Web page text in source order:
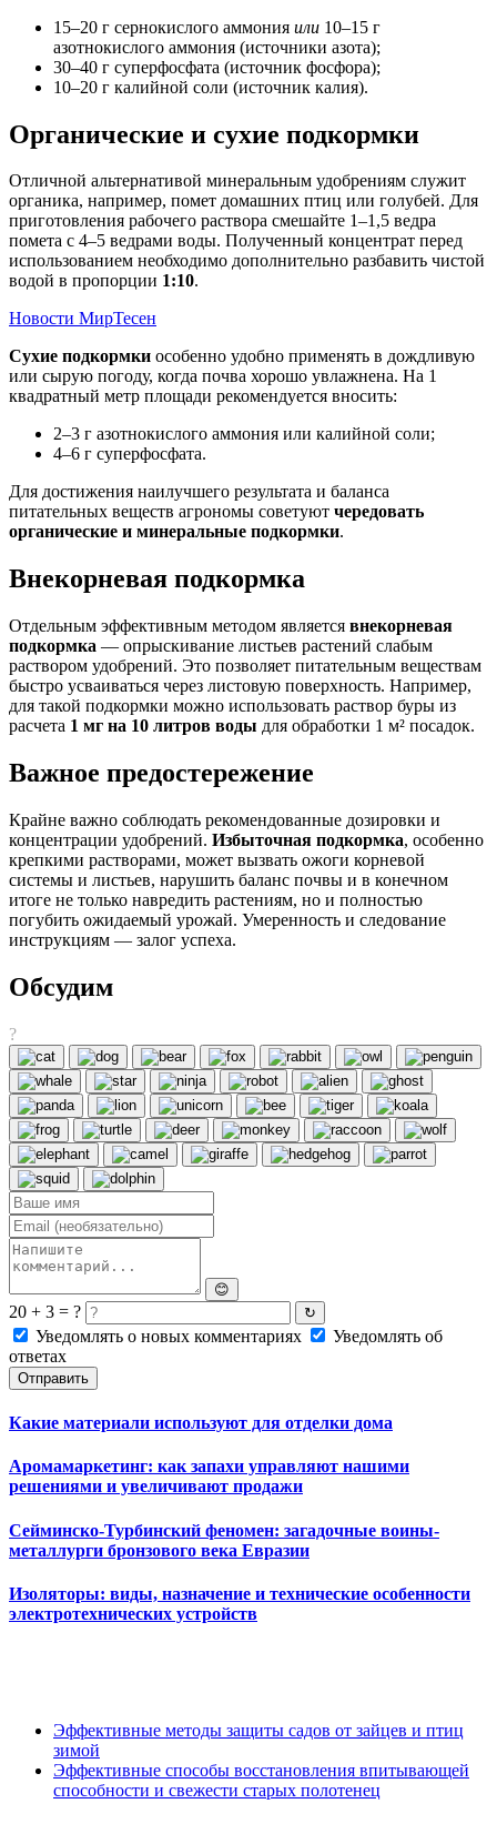
15–20 г сернокислого аммония или 10–15 г
азотнокислого аммония (источники азота);
30–40 г суперфосфата (источник фосфора);
10–20 г калийной соли (источник калия).
Органические и сухие подкормки
Отличной альтернативой минеральным удобрениям служит
органика, например, помет домашних птиц или голубей. Для
приготовления рабочего раствора смешайте 1–1,5 ведра
помета с 4–5 ведрами воды. Полученный концентрат перед
использованием необходимо дополнительно разбавить чистой
водой в пропорции 1:10.
Новости МирТесен
Сухие подкормки особенно удобно применять в дождливую
или сырую погоду, когда почва хорошо увлажнена. На 1
квадратный метр площади рекомендуется вносить:
2–3 г азотнокислого аммония или калийной соли;
4–6 г суперфосфата.
Для достижения наилучшего результата и баланса
питательных веществ агрономы советуют чередовать
органические и минеральные подкормки.
Внекорневая подкормка
Отдельным эффективным методом является внекорневая
подкормка — опрыскивание листьев растений слабым
раствором удобрений. Это позволяет питательным веществам
быстро усваиваться через листовую поверхность. Например,
для такой подкормки можно использовать раствор буры из
расчета 1 мг на 10 литров воды для обработки 1 м² посадок.
Важное предостережение
Крайне важно соблюдать рекомендованные дозировки и
концентрации удобрений. Избыточная подкормка, особенно
крепкими растворами, может вызвать ожоги корневой
системы и листьев, нарушить баланс почвы и в конечном
итоге не только навредить растениям, но и полностью
погубить ожидаемый урожай. Умеренность и следование
инструкциям — залог успеха.
Обсудим
?
😊
20 + 3 = ? ↻
Уведомлять о новых комментариях
Уведомлять об
ответах
Отправить
Какие материали используют для отделки дома
Аромамаркетинг: как запахи управляют нашими
решениями и увеличивают продажи
Сейминско-Турбинский феномен: загадочные воины-
металлурги бронзового века Евразии
Изоляторы: виды, назначение и технические особенности
электротехнических устройств
Эффективные методы защиты садов от зайцев и птиц
зимой
Эффективные способы восстановления впитывающей
способности и свежести старых полотенец